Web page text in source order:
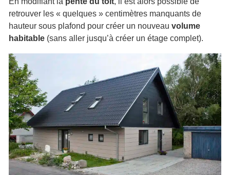
retrouver les « quelques » centimètres manquants de
hauteur sous plafond pour créer un nouveau volume
habitable (sans aller jusqu’à créer un étage complet).